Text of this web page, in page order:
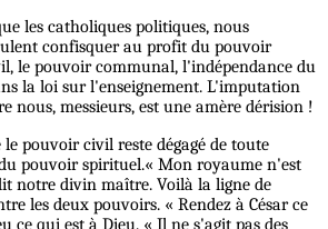
les catholiques politiques, nous
confisquer au profit du pouvoir
le pouvoir communal, l'indépendance du
la loi sur l'enseignement. L'imputation
nous, messieurs, est une amère dérision !
pouvoir civil reste dégagé de toute
pouvoir spirituel.« Mon royaume n'est
notre divin maître. Voilà la ligne de
les deux pouvoirs. « Rendez à César ce
ce qui est à Dieu. « Il ne s'agit pas des